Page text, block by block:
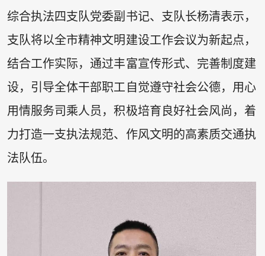
综合执法四支队党委副书记、支队长杨清表示，
支队将以全市精神文明建设工作会议为新起点，
结合工作实际，通过丰富宣传形式、完善制度建
设，引导全体干部职工自觉遵守社会公德，用心
用情服务司乘人员，积极培育良好社会风尚，着
力打造一支执法规范、作风文明的高素质交通执
法队伍。